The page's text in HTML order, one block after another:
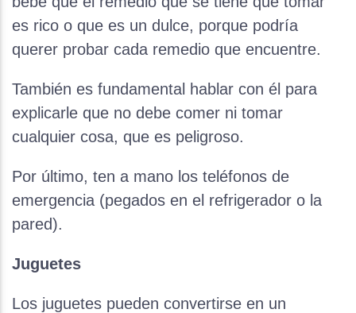
es rico o que es un dulce, porque podría
querer probar cada remedio que encuentre.
También es fundamental hablar con él para
explicarle que no debe comer ni tomar
cualquier cosa, que es peligroso.
Por último, ten a mano los teléfonos de
emergencia (pegados en el refrigerador o la
pared).
Juguetes
Los juguetes pueden convertirse en un